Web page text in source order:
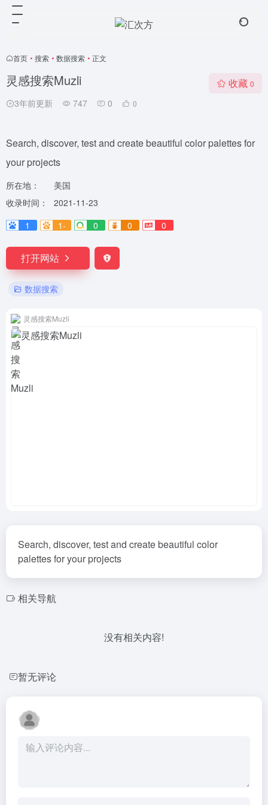
首页 • 搜索 • 数据搜索 • 正文
灵感搜索Muzli
3年前更新 747 0 0
收藏 0
Search, discover, test and create beautiful color palettes for
your projects
所在地：
美国
收录时间：
2021-11-23
1
1- 0 0 0
打开网站
数据搜索
灵感搜索Muzli
Search, discover, test and create beautiful color
palettes for your projects
相关导航
没有相关内容!
暂无评论